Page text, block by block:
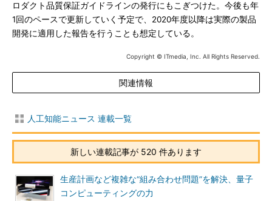
ロダクト品質保証ガイドラインの発行にもこぎつけた。今後も年
1回のペースで更新していく予定で、2020年度以降は実際の製品
開発に適用した報告を行うことも想定している。
Copyright © ITmedia, Inc. All Rights Reserved.
関連情報
人工知能ニュース 連載一覧
新しい連載記事が 520 件あります
生産計画など複雑な“組み合わせ問題”を解決、量子
コンピューティングの力